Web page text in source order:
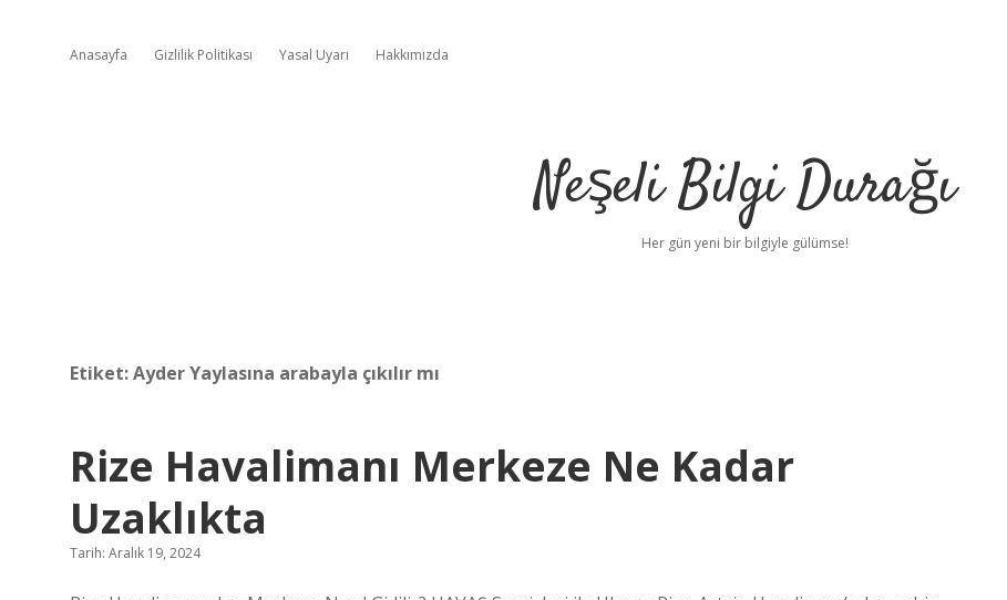
Anasayfa Gizlilik Politikası Yasal Uyarı Hakkımızda
Neşeli Bilgi Durağı
Her gün yeni bir bilgiyle gülümse!
Etiket:Ayder Yaylasına arabayla çıkılır mı
Rize Havalimanı Merkeze Ne Kadar
Uzaklıkta
Tarih: Aralık 19, 2024